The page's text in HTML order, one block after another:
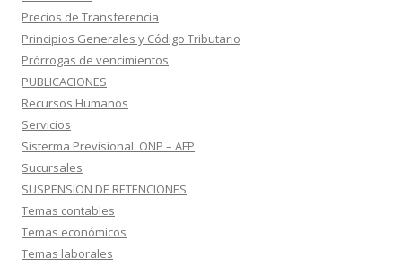
Precios de Transferencia
Principios Generales y Código Tributario
Prórrogas de vencimientos
PUBLICACIONES
Recursos Humanos
Servicios
Sisterma Previsional: ONP – AFP
Sucursales
SUSPENSION DE RETENCIONES
Temas contables
Temas económicos
Temas laborales